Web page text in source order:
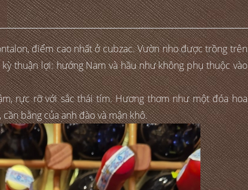
điểm cao nhất ở cubzac. Vườn nho được trồng trên
thuận lợi: hướng Nam và hầu như không phụ thuộc vào
rực rỡ với sắc thái tím. Hương thơm như một đóa hoa
bằng của anh đào và mận khô.